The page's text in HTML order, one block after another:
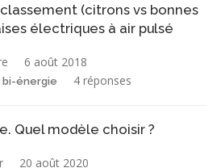
(citrons vs bonnes
électriques à air pulsé
6 août 2018
énergie 4 réponses
Quel modèle choisir ?
20 août 2020